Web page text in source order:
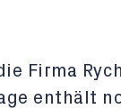
Firma
enthält